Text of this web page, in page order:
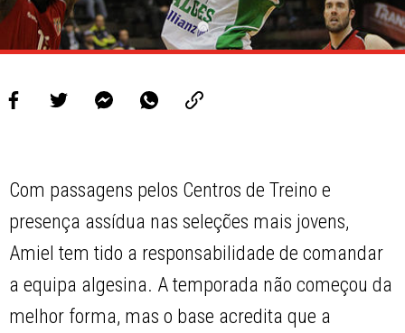
Com passagens pelos Centros de Treino e
presença assídua nas seleções mais jovens,
Amiel tem tido a responsabilidade de comandar
a equipa algesina. A temporada não começou da
melhor forma, mas o base acredita que a